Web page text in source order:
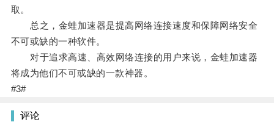
取。
总之，金蛙加速器是提高网络连接速度和保障网络安全
不可或缺的一种软件。
对于追求高速、高效网络连接的用户来说，金蛙加速器
将成为他们不可或缺的一款神器。
#3#
评论